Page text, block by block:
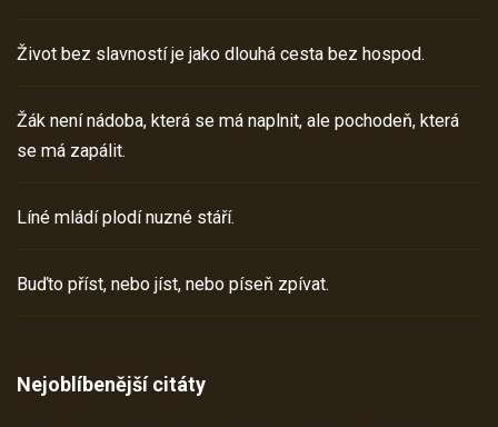
Život bez slavností je jako dlouhá cesta bez hospod.
Žák není nádoba, která se má naplnit, ale pochodeň, která
se má zapálit.
Líné mládí plodí nuzné stáří.
Buďto příst, nebo jíst, nebo píseň zpívat.
Nejoblíbenější citáty